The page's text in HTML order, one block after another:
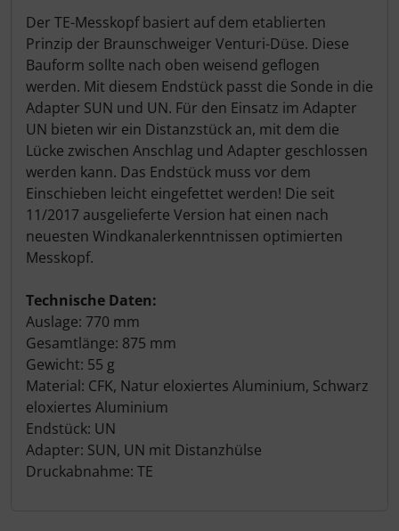
Der TE-Messkopf basiert auf dem etablierten
Prinzip der Braunschweiger Venturi-Düse. Diese
Bauform sollte nach oben weisend geflogen
werden. Mit diesem Endstück passt die Sonde in die
Adapter SUN und UN. Für den Einsatz im Adapter
UN bieten wir ein Distanzstück an, mit dem die
Lücke zwischen Anschlag und Adapter geschlossen
werden kann. Das Endstück muss vor dem
Einschieben leicht eingefettet werden! Die seit
11/2017 ausgelieferte Version hat einen nach
neuesten Windkanalerkenntnissen optimierten
Messkopf.
Technische Daten:
Auslage: 770 mm
Gesamtlänge: 875 mm
Gewicht: 55 g
Material: CFK, Natur eloxiertes Aluminium, Schwarz
eloxiertes Aluminium
Endstück: UN
Adapter: SUN, UN mit Distanzhülse
Druckabnahme: TE